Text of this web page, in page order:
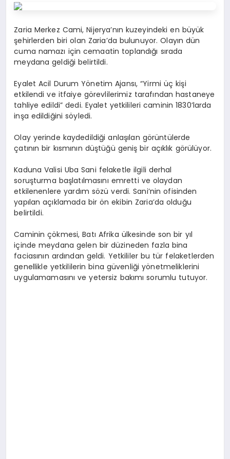
Zaria Merkez Cami, Nijerya’nın kuzeyindeki en büyük
şehirlerden biri olan Zaria’da bulunuyor. Olayın dün
cuma namazı için cemaatin toplandığı sırada
meydana geldiği belirtildi.
Eyalet Acil Durum Yönetim Ajansı, “Yirmi üç kişi
etkilendi ve itfaiye görevlilerimiz tarafından hastaneye
tahliye edildi” dedi. Eyalet yetkilileri caminin 1830’larda
inşa edildiğini söyledi.
Olay yerinde kaydedildiği anlaşılan görüntülerde
çatının bir kısmının düştüğü geniş bir açıklık görülüyor.
Kaduna Valisi Uba Sani felaketle ilgili derhal
soruşturma başlatılmasını emretti ve olaydan
etkilenenlere yardım sözü verdi. Sani’nin ofisinden
yapılan açıklamada bir ön ekibin Zaria’da olduğu
belirtildi.
Caminin çökmesi, Batı Afrika ülkesinde son bir yıl
içinde meydana gelen bir düzineden fazla bina
faciasının ardından geldi. Yetkililer bu tür felaketlerden
genellikle yetkililerin bina güvenliği yönetmeliklerini
uygulamamasını ve yetersiz bakımı sorumlu tutuyor.